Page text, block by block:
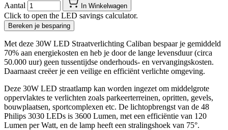
Aantal In Winkelwagen
Click to open the LED savings calculator.
Bereken je besparing
Met deze 30W LED Straatverlichting Caliban bespaar je gemiddeld
70% aan energiekosten en heb je door de lange levensduur (circa
50.000 uur) geen tussentijdse onderhouds- en vervangingskosten.
Daarnaast creëer je een veilige en efficiënt verlichte omgeving.
Deze 30W LED straatlamp kan worden ingezet om middelgrote
oppervlaktes te verlichten zoals parkeerterreinen, opritten, gevels,
bouwplaatsen, sportcomplexen etc. De lichtopbrengst van de 48
Philips 3030 LEDs is 3600 Lumen, met een efficiëntie van 120
Lumen per Watt, en de lamp heeft een stralingshoek van 75°.